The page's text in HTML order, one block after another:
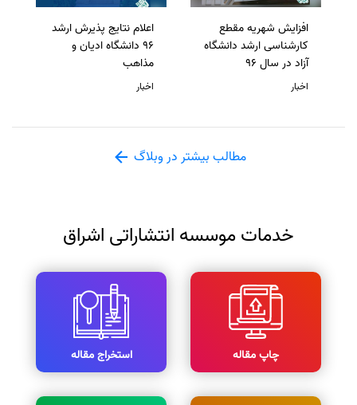
افزایش شهریه مقطع
کارشناسی ارشد دانشگاه
آزاد در سال 96
اخبار
اعلام نتایج پذیرش ارشد
96 دانشگاه ادیان و
مذاهب
اخبار
مطالب بیشتر در وبلاگ
خدمات موسسه انتشاراتی اشراق
چاپ مقاله استخراج مقاله